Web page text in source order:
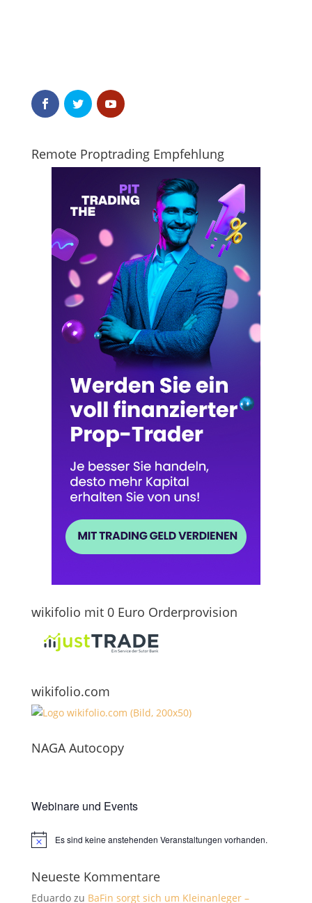
Remote Proptrading Empfehlung
wikifolio mit 0 Euro Orderprovision
wikifolio.com
NAGA Autocopy
Webinare und Events
HinweisEs sind keine anstehenden Veranstaltungen vorhanden.
Neueste Kommentare
Eduardozu BaFin sorgt sich um Kleinanleger –